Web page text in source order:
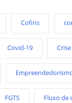
Cofins
Covid-19 Crise
FGTS Fluxo de